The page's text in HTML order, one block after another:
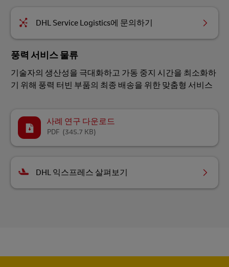
DHL Service Logistics에 문의하기
풍력 서비스 물류
기술자의 생산성을 극대화하고 가동 중지 시간을 최소화하
기 위해 풍력 터빈 부품의 최종 배송을 위한 맞춤형 서비스
사례 연구 다운로드
(345.7 KB)
PDF
DHL 익스프레스 살펴보기